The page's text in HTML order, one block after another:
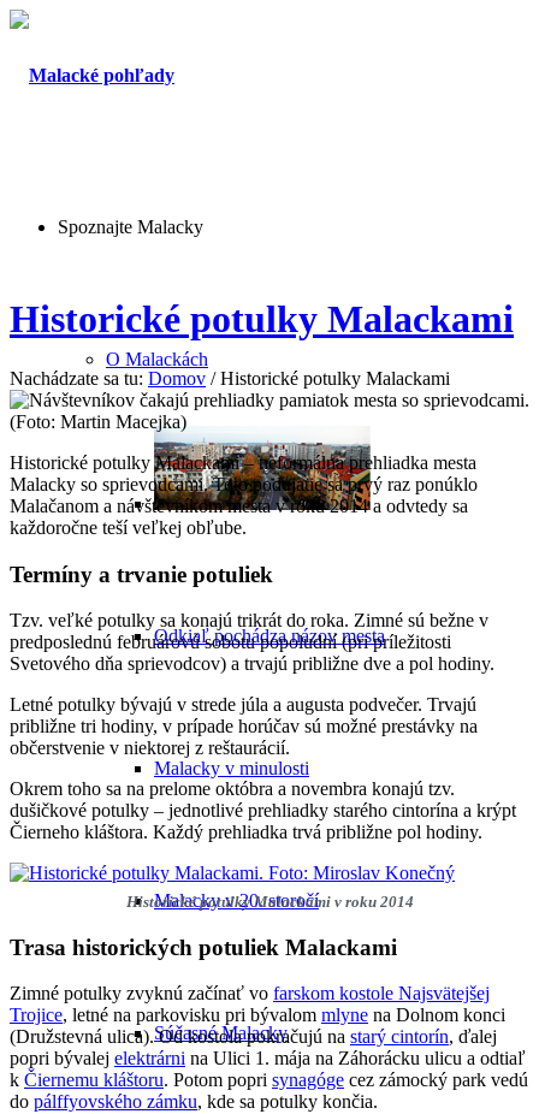
Spoznajte Malacky
O Malackách
Odkiaľ pochádza názov mesta
Malacky v minulosti
Malacky v 20. storočí
Súčasné Malacky
Historické potulky Malackami
Nachádzate sa tu: Domov / Historické potulky Malackami
Historické potulky Malackami – neformálna prehliadka mesta
Malacky so sprievodcami. Toto podujatie sa prvý raz ponúklo
Malačanom a návštevníkom mesta v roku 2014 a odvtedy sa
každoročne teší veľkej obľube.
Termíny a trvanie potuliek
Tzv. veľké potulky sa konajú trikrát do roka. Zimné sú bežne v
predposlednú februárovú sobotu popoludní (pri príležitosti
Svetového dňa sprievodcov) a trvajú približne dve a pol hodiny.
Letné potulky bývajú v strede júla a augusta podvečer. Trvajú
približne tri hodiny, v prípade horúčav sú možné prestávky na
občerstvenie v niektorej z reštaurácií.
Okrem toho sa na prelome októbra a novembra konajú tzv.
dušičkové potulky – jednotlivé prehliadky starého cintorína a krýpt
Čierneho kláštora. Každý prehliadka trvá približne pol hodiny.
Historické potulky Malackami v roku 2014
Trasa historických potuliek Malackami
Zimné potulky zvyknú začínať vo farskom kostole Najsvätejšej
Trojice, letné na parkovisku pri bývalom mlyne na Dolnom konci
(Družstevná ulica). Od kostola pokračujú na starý cintorín, ďalej
popri bývalej elektrárni na Ulici 1. mája na Záhorácku ulicu a odtiaľ
k Čiernemu kláštoru. Potom popri synagóge cez zámocký park vedú
do pálffyovského zámku, kde sa potulky končia.